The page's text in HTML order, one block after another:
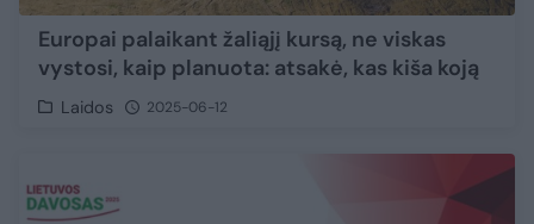
Europai palaikant žaliąjį kursą, ne viskas
vystosi, kaip planuota: atsakė, kas kiša koją
Laidos 2025-06-12